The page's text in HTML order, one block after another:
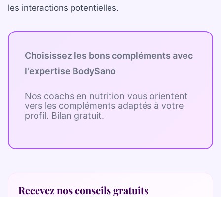
les interactions potentielles.
Choisissez les bons compléments avec
l'expertise BodySano
Nos coachs en nutrition vous orientent
vers les compléments adaptés à votre
profil. Bilan gratuit.
Recevez nos conseils gratuits